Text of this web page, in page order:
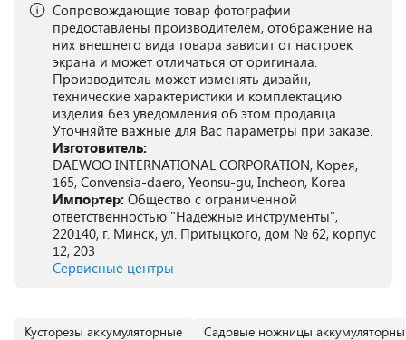
Сопровождающие товар фотографии
предоставлены производителем, отображение на
них внешнего вида товара зависит от настроек
экрана и может отличаться от оригинала.
Производитель может изменять дизайн,
технические характеристики и комплектацию
изделия без уведомления об этом продавца.
Уточняйте важные для Вас параметры при заказе.
Изготовитель:
DAEWOO INTERNATIONAL CORPORATION, Корея,
165, Convensia-daero, Yeonsu-gu, Incheon, Korea
Импортер: Общество с ограниченной
ответственностью "Надёжные инструменты",
220140, г. Минск, ул. Притыцкого, дом № 62, корпус
12, 203
Сервисные центры
Кусторезы аккумуляторные Садовые ножницы